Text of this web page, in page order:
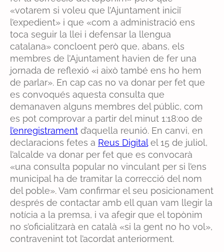
«votarem si voleu que l’Ajuntament iniciï
l’expedient» i que «com a administració ens
toca seguir la llei i defensar la llengua
catalana» concloent però que, abans, els
membres de l’Ajuntament havien de fer una
jornada de reflexió «i això també ens ho hem
de parlar». En cap cas no va donar per fet que
es convoqués aquesta consulta que
demanaven alguns membres del públic, com
es pot comprovar a partir del minut 1:18:00 de
l’enregistrament d’aquella reunió. En canvi, en
declaracions fetes a Reus Digitalel 15 de juliol,
l’alcalde va donar per fet que es convocarà
«una consulta popular no vinculant per si l’ens
municipal ha de tramitar la correcció del nom
del poble». Vam confirmar el seu posicionament
després de contactar amb ell quan vam llegir la
notícia a la premsa, i va afegir que el topònim
no s’oficialitzarà en català «si la gent no ho vol»,
contravenint tot l’acordat anteriorment.